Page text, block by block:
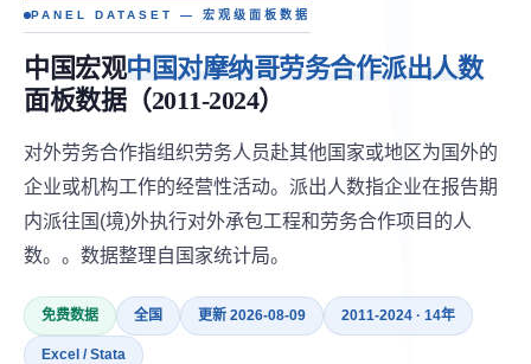
PANEL DATASET — 宏观级面板数据
中国宏观中国对摩纳哥劳务合作派出人数
面板数据（2011-2024）
对外劳务合作指组织劳务人员赴其他国家或地区为国外的
企业或机构工作的经营性活动。派出人数指企业在报告期
内派往国(境)外执行对外承包工程和劳务合作项目的人
数。。数据整理自国家统计局。
免费数据 全国 更新 2026-08-09 2011-2024 · 14年
Excel / Stata